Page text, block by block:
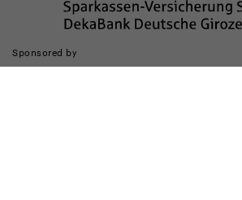
Sponsored by